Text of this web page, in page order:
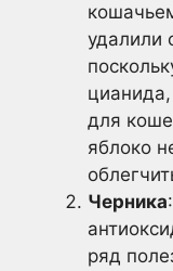
удалили
для
яблоко
Черника
ряд